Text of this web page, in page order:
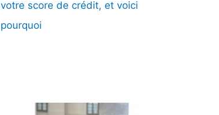
votre score de crédit, et voici
pourquoi